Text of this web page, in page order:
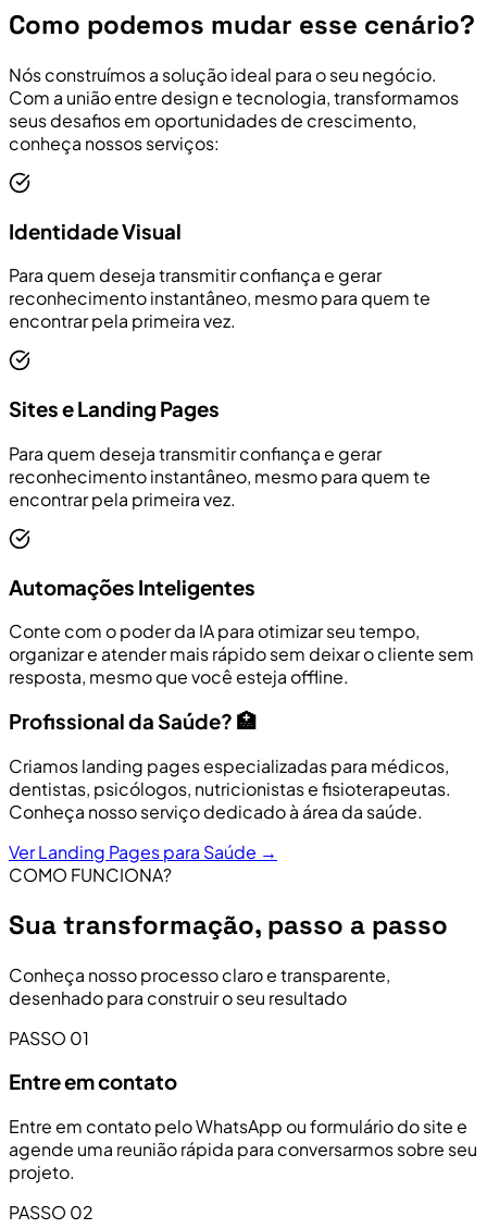
Como podemos mudar esse cenário?
Nós construímos a solução ideal para o seu negócio.
Com a união entre design e tecnologia, transformamos
seus desafios em oportunidades de crescimento,
conheça nossos serviços:
Identidade Visual
Para quem deseja transmitir confiança e gerar
reconhecimento instantâneo, mesmo para quem te
encontrar pela primeira vez.
Sites e Landing Pages
Para quem deseja transmitir confiança e gerar
reconhecimento instantâneo, mesmo para quem te
encontrar pela primeira vez.
Automações Inteligentes
Conte com o poder da IA para otimizar seu tempo,
organizar e atender mais rápido sem deixar o cliente sem
resposta, mesmo que você esteja offline.
Profissional da Saúde? 🏥
Criamos landing pages especializadas para médicos,
dentistas, psicólogos, nutricionistas e fisioterapeutas.
Conheça nosso serviço dedicado à área da saúde.
Ver Landing Pages para Saúde →
COMO FUNCIONA?
Sua transformação, passo a passo
Conheça nosso processo claro e transparente,
desenhado para construir o seu resultado
PASSO 01
Entre em contato
Entre em contato pelo WhatsApp ou formulário do site e
agende uma reunião rápida para conversarmos sobre seu
projeto.
PASSO 02